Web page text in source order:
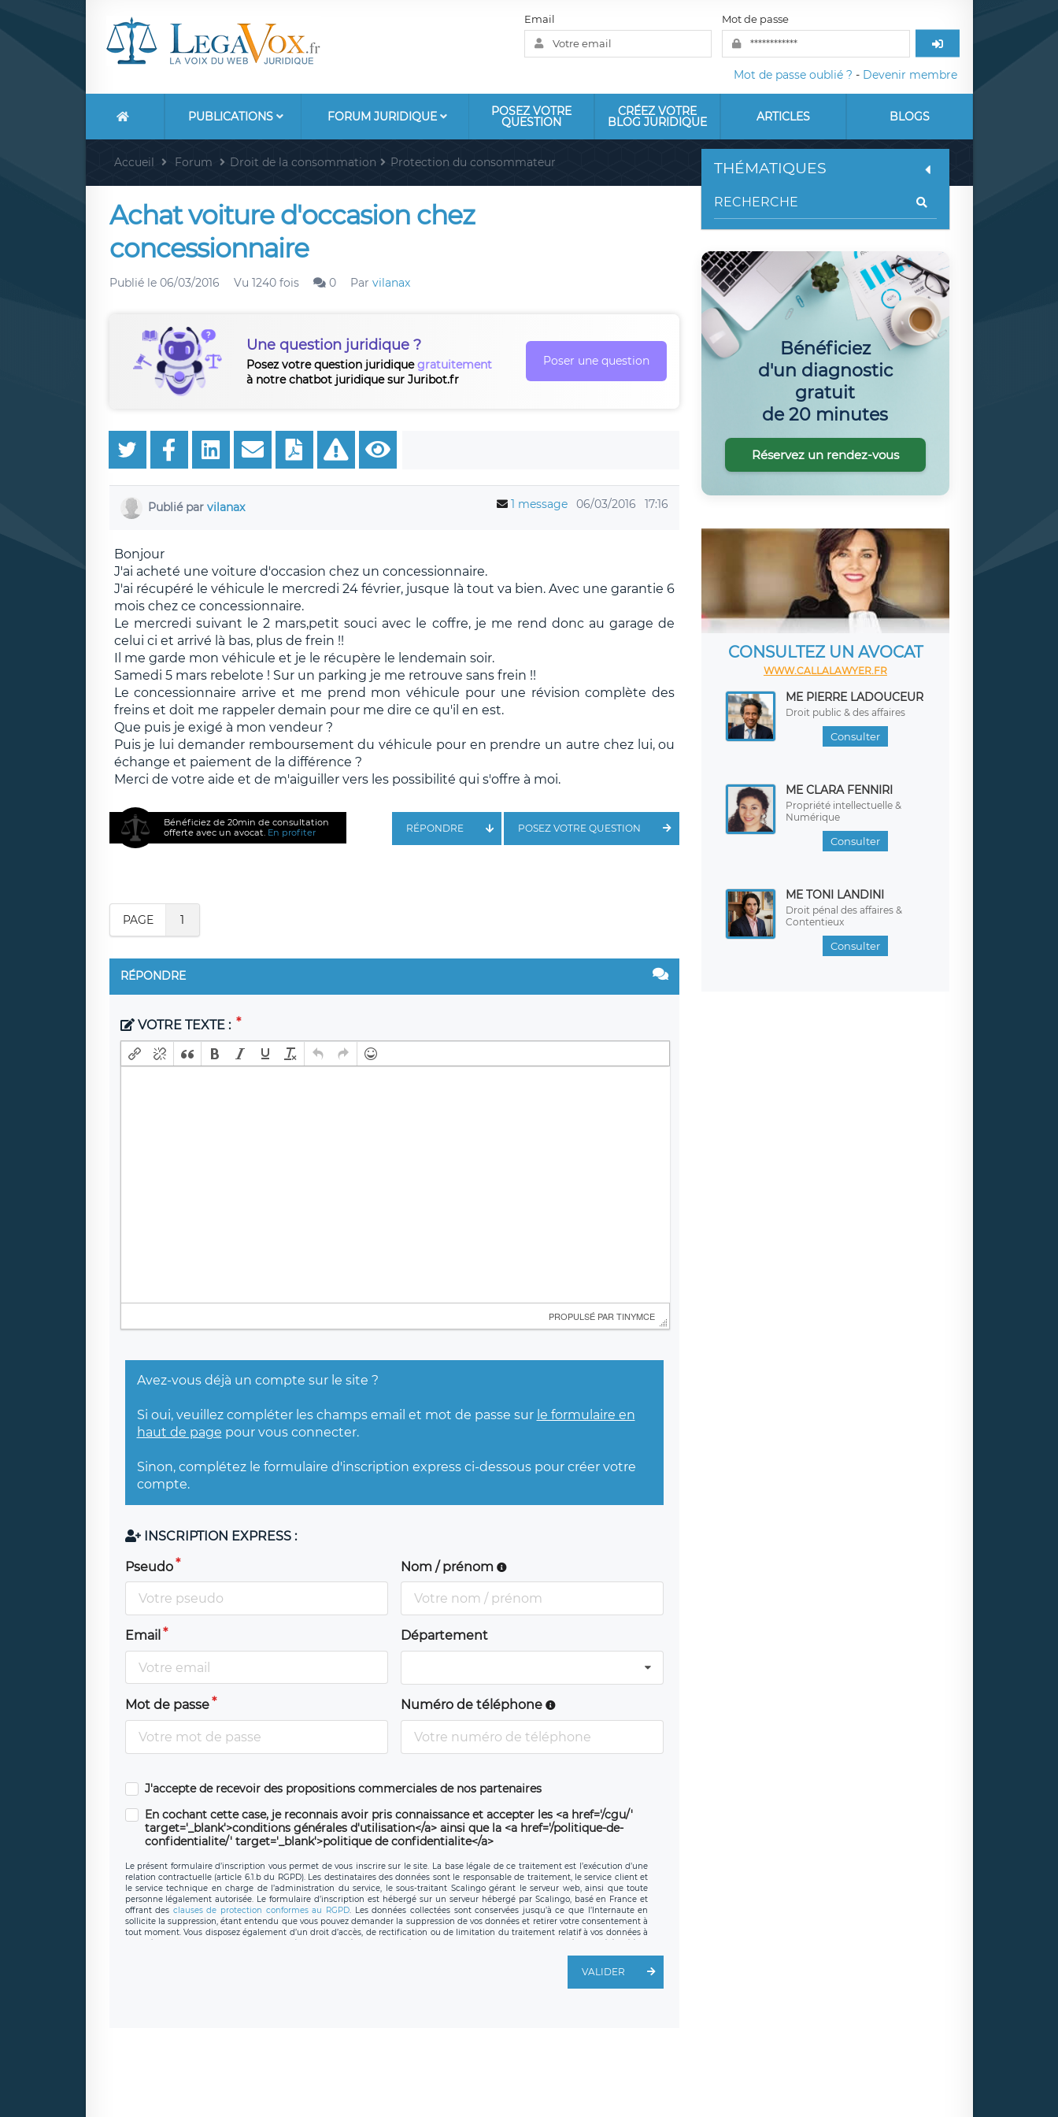
Email Mot de passe
Mot de passe oublié ? - Devenir membre
PUBLICATIONS FORUM JURIDIQUE POSEZ VOTRE
QUESTION
CRÉEZ VOTRE
BLOG JURIDIQUE ARTICLES BLOGS
Accueil Forum Droit de la consommation Protection du consommateur
Achat voiture d'occasion chez
concessionnaire
Publié le 06/03/2016 Vu 1240 fois 0 Par vilanax
Une question juridique ?
Posez votre question juridiquegratuitement
à notre chatbot juridique sur Juribot.fr
Poser une question
Publié par vilanax 1 message 06/03/2016 17:16
Bonjour
J'ai acheté une voiture d'occasion chez un concessionnaire.
J'ai récupéré le véhicule le mercredi 24 février, jusque là tout va bien. Avec une garantie 6
mois chez ce concessionnaire.
Le mercredi suivant le 2 mars,petit souci avec le coffre, je me rend donc au garage de
celui ci et arrivé là bas, plus de frein !!
Il me garde mon véhicule et je le récupère le lendemain soir.
Samedi 5 mars rebelote ! Sur un parking je me retrouve sans frein !!
Le concessionnaire arrive et me prend mon véhicule pour une révision complète des
freins et doit me rappeler demain pour me dire ce qu'il en est.
Que puis je exigé à mon vendeur ?
Puis je lui demander remboursement du véhicule pour en prendre un autre chez lui, ou
échange et paiement de la différence ?
Merci de votre aide et de m'aiguiller vers les possibilité qui s'offre à moi.
Bénéficiez de 20min de consultation
offerte avec un avocat. En profiter POSEZ VOTRE QUESTION
RÉPONDRE
PAGE 1
RÉPONDRE
VOTRE TEXTE :
PROPULSÉ PAR TINYMCE
Avez-vous déjà un compte sur le site ?
Si oui, veuillez compléter les champs email et mot de passe sur le formulaire en
haut de page pour vous connecter.
Sinon, complétez le formulaire d'inscription express ci-dessous pour créer votre
compte.
INSCRIPTION EXPRESS :
Pseudo Nom / prénom
Email Département
Mot de passe Numéro de téléphone
J'accepte de recevoir des propositions commerciales de nos partenaires
En cochant cette case, je reconnais avoir pris connaissance et accepter les <a href='/cgu/'
target='_blank'>conditions générales d'utilisation</a> ainsi que la <a href='/politique-de-
confidentialite/' target='_blank'>politique de confidentialite</a>
Le présent formulaire d’inscription vous permet de vous inscrire sur le site. La base légale de ce traitement est l’exécution d’une
relation contractuelle (article 6.1.b du RGPD). Les destinataires des données sont le responsable de traitement, le service client et
le service technique en charge de l’administration du service, le sous-traitant Scalingo gérant le serveur web, ainsi que toute
personne légalement autorisée. Le formulaire d’inscription est hébergé sur un serveur hébergé par Scalingo, basé en France et
offrant des clauses de protection conformes au RGPD. Les données collectées sont conservées jusqu’à ce que l’Internaute en
sollicite la suppression, étant entendu que vous pouvez demander la suppression de vos données et retirer votre consentement à
tout moment. Vous disposez également d’un droit d’accès, de rectification ou de limitation du traitement relatif à vos données à
caractère personnel, ainsi que d’un droit à la portabilité de vos données. Vous pouvez exercer ces droits auprès du délégué à la
protection des données de LÉGAVOX qui exerce au siège social de LÉGAVOX et est joignable à l’adresse mail suivante :
joignable à l’adresse mail : responsabledetraitement@legavox.fr. Vous avez également le droit d’introduire une réclamation
VALIDER
THÉMATIQUES
Bénéficiez
d'un diagnostic
gratuit
de 20 minutes
Réservez un rendez-vous
CONSULTEZ UN AVOCAT
WWW.CALLALAWYER.FR
ME PIERRE LADOUCEUR
Droit public & des affaires
Consulter
ME CLARA FENNIRI
Propriété intellectuelle &
Numérique
Consulter
ME TONI LANDINI
Droit pénal des affaires &
Contentieux
Consulter